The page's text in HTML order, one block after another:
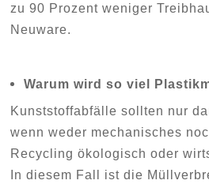
zu 90 Prozent weniger
Neuware.
Warum wird so viel
Kunststoffabfälle sollten nur
wenn weder mechanisches
Recycling ökologisch oder
In diesem Fall ist die